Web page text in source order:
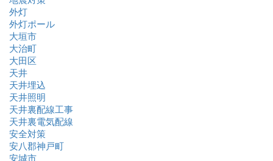
外灯
外灯ポール
大垣市
大治町
大田区
天井
天井埋込
天井照明
天井裏配線工事
天井裏電気配線
安全対策
安八郡神戸町
安城市